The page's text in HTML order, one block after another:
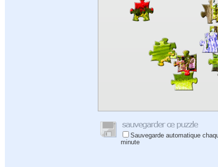
Sauvegarde automatique
minute